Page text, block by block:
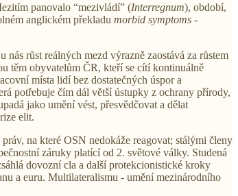
panovalo “mezivládí” (Interregnum), období,
anglickém překladu morbid symptoms -
nás růst reálných mezd výrazně zaostává za růstem
těm obyvatelům ČR, kteří se cítí kontinuálně
místa lidí bez dostatečných úspor a
potřebuje čím dál větší ústupky z ochrany přírody,
jako umění vést, přesvědčovat a dělat
elit.
na které OSN nedokáže reagovat; stálými členy
záruky platící od 2. světové války. Studená
dovozní cla a další protekcionistické kroky
a euru. Multilateralismu - umění mezinárodního